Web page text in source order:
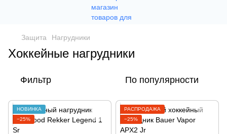
Защита Нагрудники
Хоккейные нагрудники
Фильтр По популярности
НОВИНКА
−25%
РАСПРОДАЖА
−25%